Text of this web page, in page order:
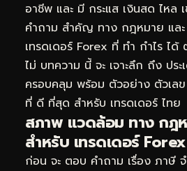
อาชีพ และ มี กระแส เงินสด ไหล
คำถาม สำคัญ ทาง กฎหมาย แล
เทรดเดอร์ Forex ที่ ทำ กำไร ไ
ไม่ บทความ นี้ จะ เจาะลึก ถึง ปร
ครอบคลุม พร้อม ตัวอย่าง ตัวเล
ที่ ดี ที่สุด สำหรับ เทรดเดอร์ ไทย
สภาพ แวดล้อม ทาง กฎ
สำหรับ เทรดเดอร์
ก่อน จะ ตอบ คำถาม เรื่อง ภาษี จ